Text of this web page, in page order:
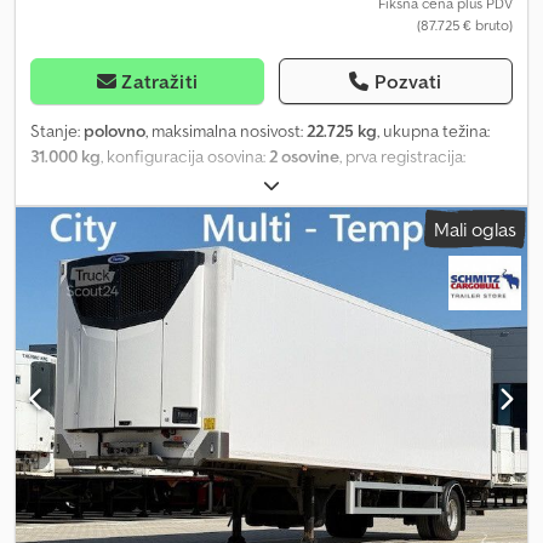
(87.725 € bruto)
Zatražiti Pozvati
Stanje: polovno, maksimalna nosivost:22.725 kg, ukupna težina:
31.000 kg, konfiguracija osovina:2 osovine, prva registracija:
, sledeća inspekcija (TÜV):
mm, ukupna visina:4.000 mm, Godina proizvodnje:2023, SOR 2-AS
HLADNJAČA, GALVANIZOVANA ŠASIJA, UPRAVLJANA OSOVINA,
270 cm VISINA, 250 cm ŠIRINA Nadogradnja: Transport rashlađenih
i zamrznutih proizvoda Datum prve registracije: Tehnički pregled
važi do: - Marka i tip: SOR Iberica SOR-S2E, završna obrada od
strane Burgers Dimenzije (d x š x v): 1350 x 250 x 270 cm
(unutrašnje) Sopstvena masa: 8.275 kg Nosivost: 22.725 kg
Dozvoljena ukupna masa (GVW): 43.000 kg Rashladni motor:
Carrier Vector 1550, dizel i električni pogon Radni sati rashladnog
agregata: 26 sati Utovarna rampa: Nema Vešanje: Vazdušno
vešanje Konfiguracija osovina: Broj osovina: 2 Podizna osovina: Da,
osovina 1 Upravljana osovina: Da, osovina 2 je stangom upravljana
(Tridec sistem) Marka osovina: BPW sa disk kočnicama Dimenzije
guma: 385-55-22.5 Zadnja osovina 1: profil leva spolja 80%, desna
Mali oglas